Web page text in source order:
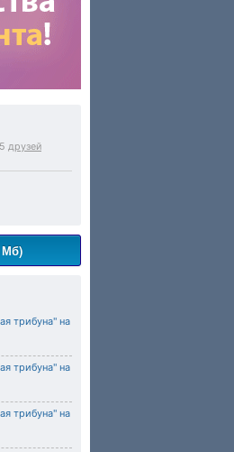
друзей
Мб)
трибуна" на
трибуна" на
трибуна" на